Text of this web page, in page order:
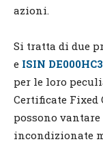
azioni.
Si tratta di due
e ISIN
per le loro
Certificate Fixed
possono vantare
incondizionate